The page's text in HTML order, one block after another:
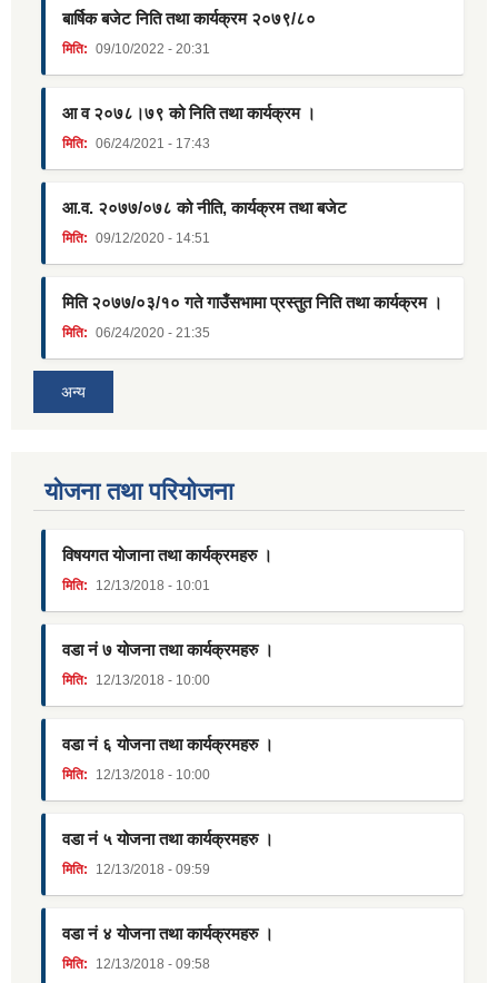
बार्षिक बजेट निति तथा कार्यक्रम २०७९/८०
मिति: 09/10/2022 - 20:31
आ व २०७८।७९ को निति तथा कार्यक्रम ।
मिति: 06/24/2021 - 17:43
आ.व. २०७७/०७८ को नीति, कार्यक्रम तथा बजेट
मिति: 09/12/2020 - 14:51
मिति २०७७/०३/१० गते गाउँसभामा प्रस्तुत निति तथा कार्यक्रम ।
मिति: 06/24/2020 - 21:35
अन्य
याेजना तथा परियाेजना
विषयगत योजाना तथा कार्यक्रमहरु ।
मिति: 12/13/2018 - 10:01
वडा नं ७ योजना तथा कार्यक्रमहरु ।
मिति: 12/13/2018 - 10:00
वडा नं ६ योजना तथा कार्यक्रमहरु ।
मिति: 12/13/2018 - 10:00
वडा नं ५ योजना तथा कार्यक्रमहरु ।
मिति: 12/13/2018 - 09:59
वडा नं ४ योजना तथा कार्यक्रमहरु ।
मिति: 12/13/2018 - 09:58